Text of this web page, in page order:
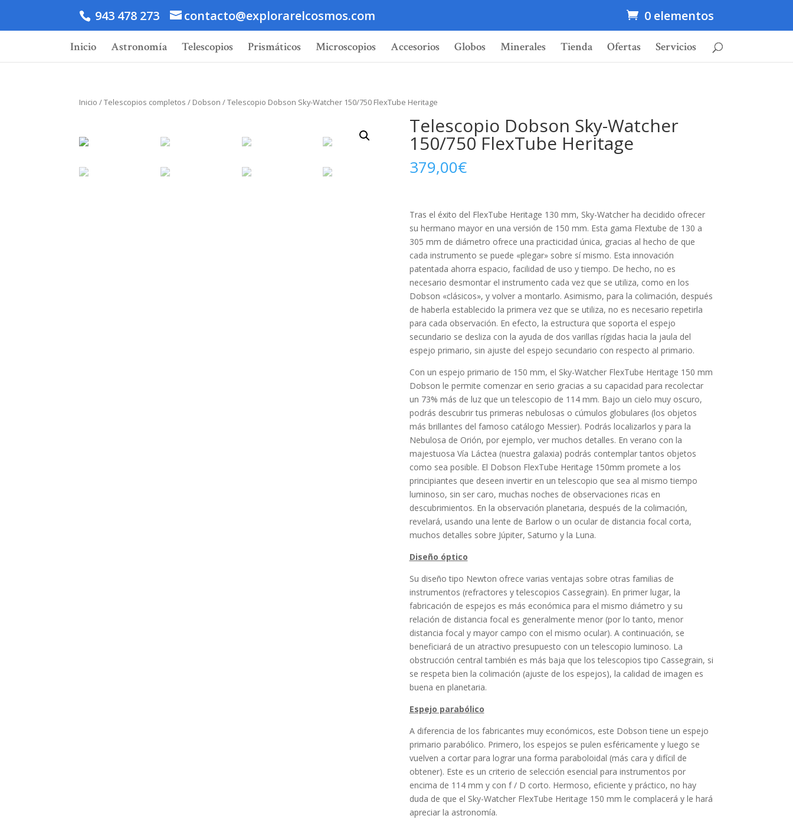
943 478 273 contacto@explorarelcosmos.com 0 elementos
Inicio Astronomía Telescopios Prismáticos Microscopios Accesorios Globos Minerales Tienda Ofertas Servicios
Inicio /Telescopios completos / Dobson / Telescopio Dobson Sky-Watcher 150/750 FlexTube Heritage
Telescopio Dobson Sky-Watcher
150/750 FlexTube Heritage
379,00€
Tras el éxito del FlexTube Heritage 130 mm, Sky-Watcher ha decidido ofrecer
su hermano mayor en una versión de 150 mm. Esta gama Flextube de 130 a
305 mm de diámetro ofrece una practicidad única, gracias al hecho de que
cada instrumento se puede «plegar» sobre sí mismo. Esta innovación
patentada ahorra espacio, facilidad de uso y tiempo. De hecho, no es
necesario desmontar el instrumento cada vez que se utiliza, como en los
Dobson «clásicos», y volver a montarlo. Asimismo, para la colimación, después
de haberla establecido la primera vez que se utiliza, no es necesario repetirla
para cada observación. En efecto, la estructura que soporta el espejo
secundario se desliza con la ayuda de dos varillas rígidas hacia la jaula del
espejo primario, sin ajuste del espejo secundario con respecto al primario.
Con un espejo primario de 150 mm, el Sky-Watcher FlexTube Heritage 150 mm
Dobson le permite comenzar en serio gracias a su capacidad para recolectar
un 73% más de luz que un telescopio de 114 mm. Bajo un cielo muy oscuro,
podrás descubrir tus primeras nebulosas o cúmulos globulares (los objetos
más brillantes del famoso catálogo Messier). Podrás localizarlos y para la
Nebulosa de Orión, por ejemplo, ver muchos detalles. En verano con la
majestuosa Vía Láctea (nuestra galaxia) podrás contemplar tantos objetos
como sea posible. El Dobson FlexTube Heritage 150mm promete a los
principiantes que deseen invertir en un telescopio que sea al mismo tiempo
luminoso, sin ser caro, muchas noches de observaciones ricas en
descubrimientos. En la observación planetaria, después de la colimación,
revelará, usando una lente de Barlow o un ocular de distancia focal corta,
muchos detalles sobre Júpiter, Saturno y la Luna.
Diseño óptico
Su diseño tipo Newton ofrece varias ventajas sobre otras familias de
instrumentos (refractores y telescopios Cassegrain). En primer lugar, la
fabricación de espejos es más económica para el mismo diámetro y su
relación de distancia focal es generalmente menor (por lo tanto, menor
distancia focal y mayor campo con el mismo ocular). A continuación, se
beneficiará de un atractivo presupuesto con un telescopio luminoso. La
obstrucción central también es más baja que los telescopios tipo Cassegrain, si
se respeta bien la colimación (ajuste de los espejos), la calidad de imagen es
buena en planetaria.
Espejo parabólico
A diferencia de los fabricantes muy económicos, este Dobson tiene un espejo
primario parabólico. Primero, los espejos se pulen esféricamente y luego se
vuelven a cortar para lograr una forma paraboloidal (más cara y difícil de
obtener). Este es un criterio de selección esencial para instrumentos por
encima de 114 mm y con f / D corto. Hermoso, eficiente y práctico, no hay
duda de que el Sky-Watcher FlexTube Heritage 150 mm le complacerá y le hará
apreciar la astronomía.